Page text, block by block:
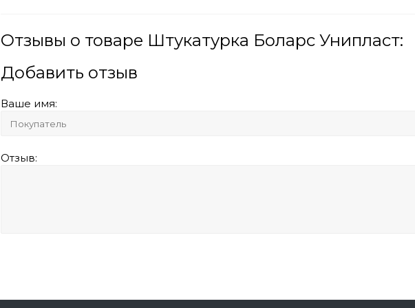
Отзывы о товаре Штукатурка Боларс Унипласт:
Добавить отзыв
Ваше имя:
Отзыв: